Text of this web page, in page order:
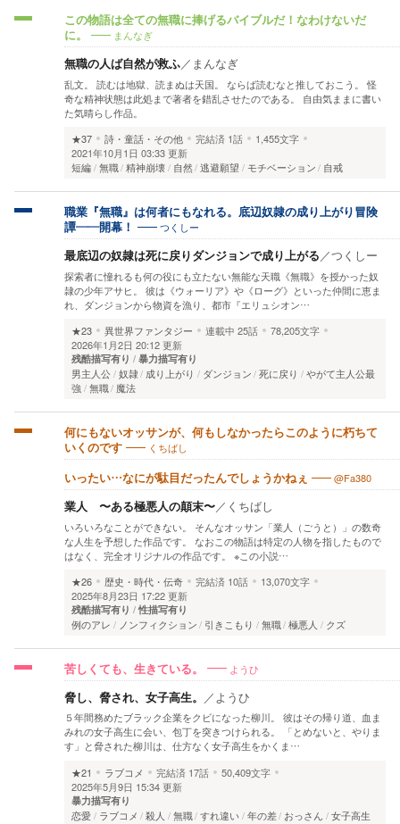
この物語は全ての無職に捧げるバイブルだ！なわけないだ
に。
まんなぎ
無職の人ば自然が救ふ／ まんなぎ
乱文。 読むは地獄、読まぬは天国。 ならば読むなと推しておこう。 怪
奇な精神状態は此処まで著者を錯乱させたのである。 自由気ままに書い
た気晴らし作品。
★37
詩・童話・その他 完結済 1話
1,455文字
2021年10月1日 03:33 更新
短編 無職 精神崩壊 自然 逃避願望 モチベーション 自戒
職業『無職』は何者にもなれる。底辺奴隷の成り上がり冒険
譚——開幕！
つくしー
最底辺の奴隷は死に戻りダンジョンで成り上がる／つくしー
探索者に憧れるも何の役にも立たない無能な天職《無職》を授かった奴
隷の少年アサヒ。 彼は《ウォーリア》や《ローグ》といった仲間に恵ま
れ、ダンジョンから物資を漁り、都市『エリュシオン…
★23
異世界ファンタジー 連載中 25話
78,205文字
2026年1月2日 20:12 更新
残酷描写有り 暴力描写有り
男主人公 奴隷 成り上がり ダンジョン 死に戻り
やがて主人公最
強 無職 魔法
何にもないオッサンが、何もしなかったらこのように朽ちて
いくのです
くちばし
いったい…なにが駄目だったんでしょうかねぇ @Fa380
業人 〜ある極悪人の顛末〜／ くちばし
いろいろなことができない。 そんなオッサン「業人（ごうと）」の数奇
な人生を予想した作品です。 なおこの物語は特定の人物を指したもので
はなく、完全オリジナルの作品です。 ※この小説…
★26
歴史・時代・伝奇 完結済 10話
13,070文字
2025年8月23日 17:22 更新
残酷描写有り 性描写有り
例のアレ ノンフィクション 引きこもり 無職 極悪人 クズ
苦しくても、生きている。 ようひ
脅し、脅され、女子高生。 ／ようひ
５年間務めたブラック企業をクビになった柳川。 彼はその帰り道、血ま
みれの女子高生に会い、包丁を突きつけられる。 「とめないと、やりま
す」と脅された柳川は、仕方なく女子高生をかくま…
★21
ラブコメ 完結済 17話
50,409文字
2025年5月9日 15:34 更新
暴力描写有り
恋愛 ラブコメ 殺人 無職 すれ違い 年の差 おっさん 女子高生